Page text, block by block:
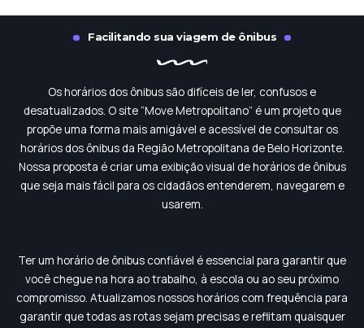
Facilitando sua viagem de ônibus
Os horários dos ônibus são difíceis de ler, confusos e
desatualizados. O site “Move Metropolitano” é um projeto que
propõe uma forma mais amigável e acessível de consultar os
horários dos ônibus da Região Metropolitana de Belo Horizonte.
Nossa proposta é criar uma exibição visual de horários de ônibus
que seja mais fácil para os cidadãos entenderem, navegarem e
usarem.
Ter um horário de ônibus confiável é essencial para garantir que
você chegue na hora ao trabalho, à escola ou ao seu próximo
compromisso. Atualizamos nossos horários com frequência para
garantir que todas as rotas sejam precisas e reflitam quaisquer